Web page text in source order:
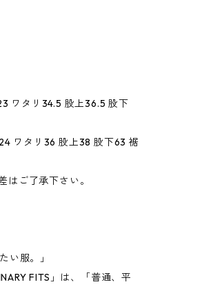
ワタリ34.5 股上36.5 股下
ワタリ36 股上38 股下63 裾
ご了承下さい。
い服。」
FITS」は、「普通、平